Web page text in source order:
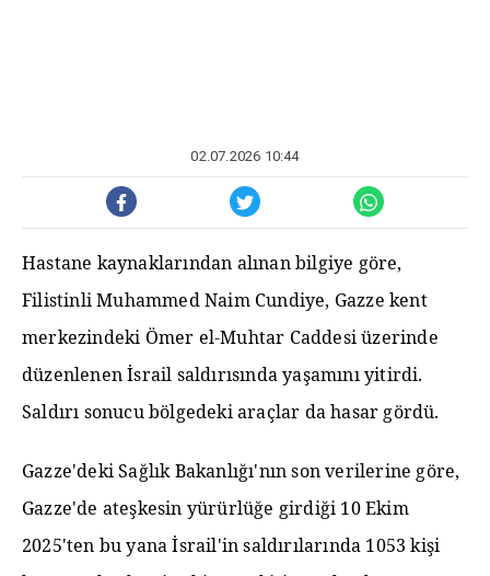
02.07.2026 10:44
Hastane kaynaklarından alınan bilgiye göre,
Filistinli Muhammed Naim Cundiye, Gazze kent
merkezindeki Ömer el-Muhtar Caddesi üzerinde
düzenlenen İsrail saldırısında yaşamını yitirdi.
Saldırı sonucu bölgedeki araçlar da hasar gördü.
Gazze'deki Sağlık Bakanlığı'nın son verilerine göre,
Gazze'de ateşkesin yürürlüğe girdiği 10 Ekim
2025'ten bu yana İsrail'in saldırılarında 1053 kişi